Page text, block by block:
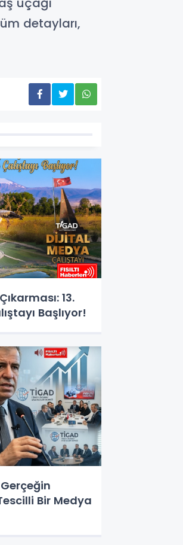
detayları,
13.
Başlıyor!
Gerçeğin
Bir Medya